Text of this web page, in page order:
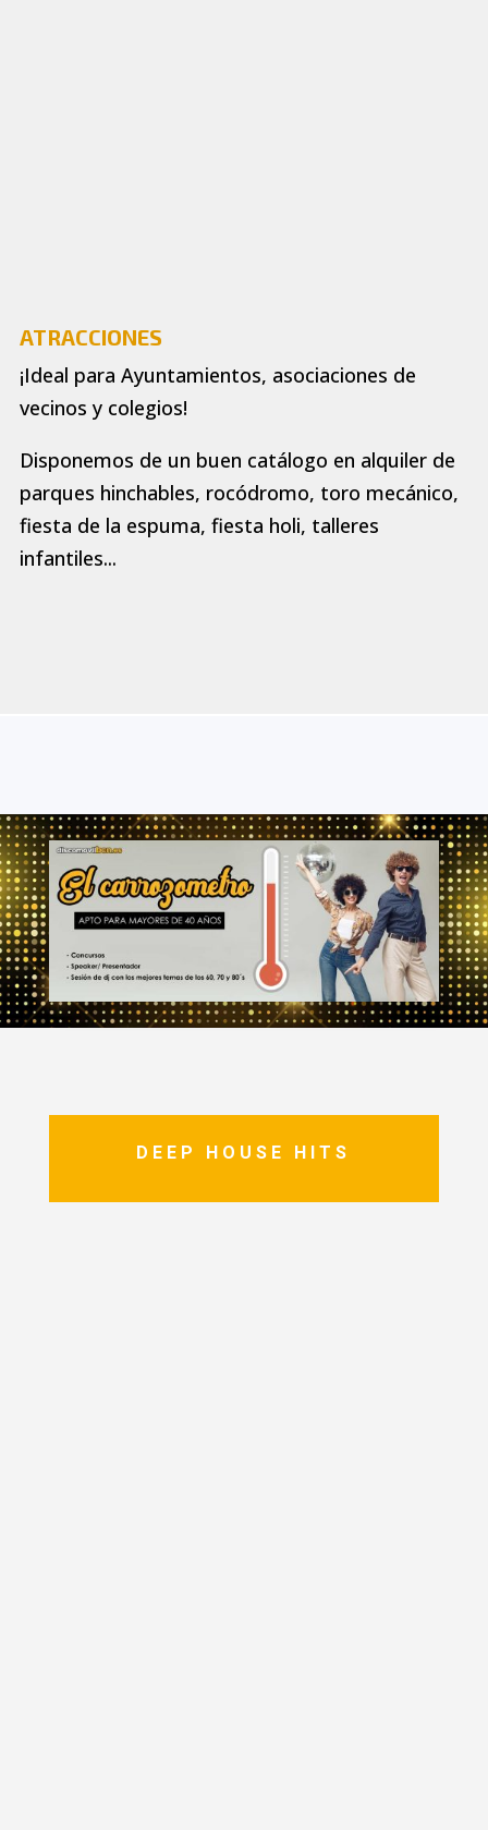
ATRACCIONES
¡Ideal para Ayuntamientos, asociaciones de
vecinos y colegios!
Disponemos de un buen catálogo en alquiler de
parques hinchables, rocódromo, toro mecánico,
fiesta de la espuma, fiesta holi, talleres
infantiles...
DEEP HOUSE HITS